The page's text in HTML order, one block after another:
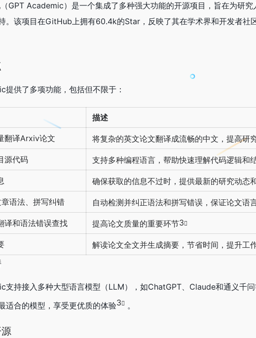
GPT Academic）是一个集成了多种强大功能的开源项目，旨在为研
。该项目在GitHub上拥有60.4k的Star，反映了其在学术界和开发者社
提供了多项功能，包括但不限于：
描述
翻译Arxiv论文 将复杂的英文论文翻译成流畅的中文，提高研
源代码 支持多种编程语言，帮助快速理解代码逻辑和
确保获取的信息不过时，提供最新的研究动态
语法、拼写纠错 自动检测并纠正语法和拼写错误，保证论文语
译和语法错误查找 提高论文质量的重要环节3
解读论文全文并生成摘要，节省时间，提升工
支持接入多种大型语言模型（LLM），如ChatGPT、Claude和通义千
适合的模型，享受更优质的体验3 。